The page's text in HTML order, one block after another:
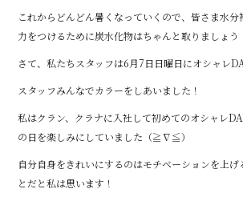
これからどんどん暑くなっていくので、皆さま水
力をつけるために炭水化物はちゃんと取りましょう！
さて、私たちスタッフは6月7日日曜日にオシャレ
スタッフみんなでカラーをしあいました！
私はクラン、クラナに入社して初めてのオシャレ
の日を楽しみにしていました（≧∇≦）
自分自身をきれいにするのはモチベーションを上げ
とだと私は思います！